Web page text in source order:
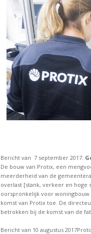
Bericht van 7 september 2017:
De bouw van Protix, een
meerderheid van de
overlast [stank, verkeer en hoge
oorspronkelijk voor
komst van Protix toe. De
betrokken bij de komst van de
Bericht van 10 augustus